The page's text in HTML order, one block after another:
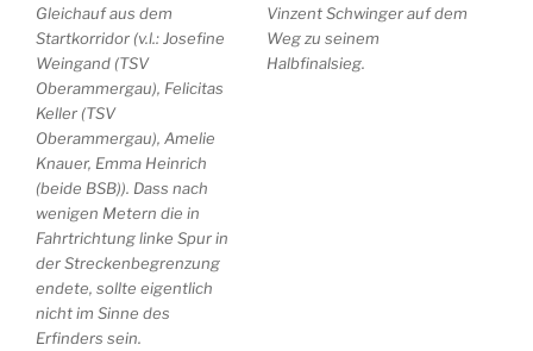
Gleichauf aus dem
Startkorridor (v.l.: Josefine
Weingand (TSV
Oberammergau), Felicitas
Keller (TSV
Oberammergau), Amelie
Knauer, Emma Heinrich
(beide BSB)). Dass nach
wenigen Metern die in
Fahrtrichtung linke Spur in
der Streckenbegrenzung
endete, sollte eigentlich
nicht im Sinne des
Erfinders sein.
Vinzent Schwinger auf dem
Weg zu seinem
Halbfinalsieg.